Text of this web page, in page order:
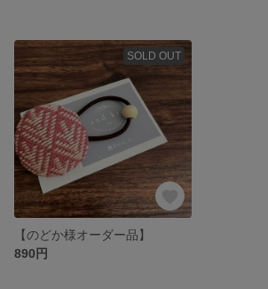
SOLD OUT
【のどか様オーダー品】
890円